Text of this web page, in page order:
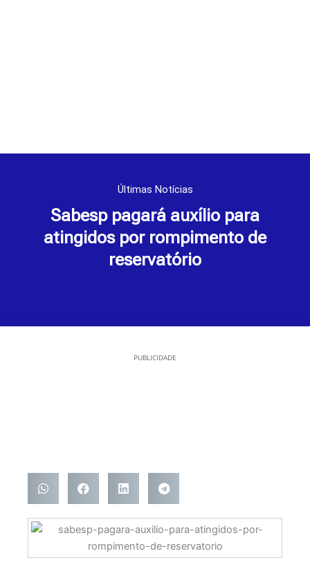
Últimas Notícias
Sabesp pagará auxílio para
atingidos por rompimento de
reservatório
PUBLICIDADE